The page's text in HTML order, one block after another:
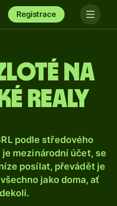
Registrace
na
realy
podle středového
mezinárodní účet, se
posílat, převádět je
jako doma, ať